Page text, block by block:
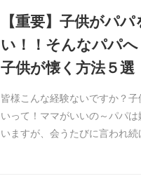
【重要】子供がパ
い！！そんなパパ
子供が懐く方法５選
皆様こんな経験ないですか？
いって！ママがいいの～パパ
いますが、会うたびに言われ続